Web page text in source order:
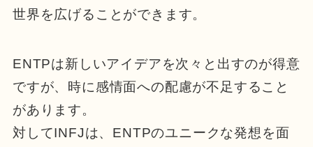
世界を広げることができます。
ENTPは新しいアイデアを次々と出すのが得意
ですが、時に感情面への配慮が不足すること
があります。
対してINFJは、ENTPのユニークな発想を面